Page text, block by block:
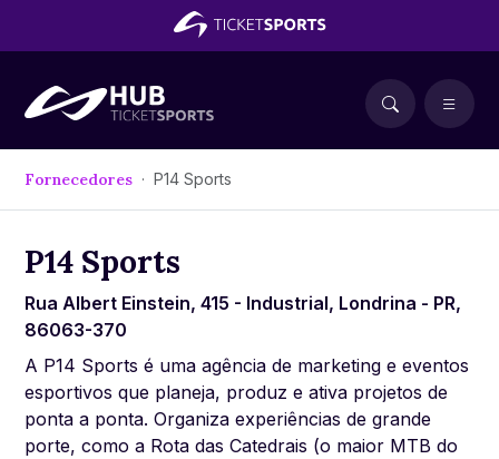
Fornecedores P14 Sports
P14 Sports
Rua Albert Einstein, 415 - Industrial, Londrina - PR,
86063-370
A P14 Sports é uma agência de marketing e eventos
esportivos que planeja, produz e ativa projetos de
ponta a ponta. Organiza experiências de grande
porte, como a Rota das Catedrais (o maior MTB do